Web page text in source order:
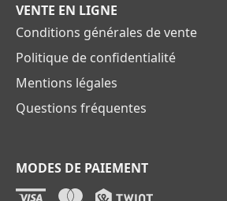
VENTE EN LIGNE
Conditions générales de vente
Politique de confidentialité
Mentions légales
Questions fréquentes
MODES DE PAIEMENT